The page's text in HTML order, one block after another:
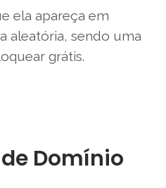
ela apareça em
aleatória, sendo uma
grátis.
Domínio